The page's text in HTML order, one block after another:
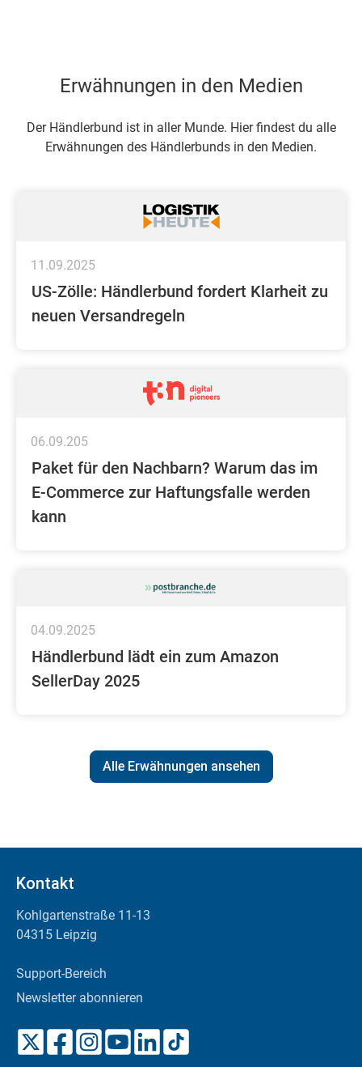
Erwähnungen in den Medien
Der Händlerbund ist in aller Munde. Hier findest du alle
Erwähnungen des Händlerbunds in den Medien.
11.09.2025
US-Zölle: Händlerbund fordert Klarheit zu
neuen Versandregeln
06.09.205
Paket für den Nachbarn? Warum das im
E-Commerce zur Haftungsfalle werden
kann
04.09.2025
Händlerbund lädt ein zum Amazon
SellerDay 2025
Alle Erwähnungen ansehen
Kontakt
Kohlgartenstraße 11-13
04315 Leipzig
Support-Bereich
Newsletter abonnieren